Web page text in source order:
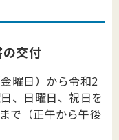
交付
曜日）から令和2
、日曜日、祝日を
で（正午から午後